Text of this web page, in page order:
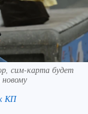
сим-карта будет
КП